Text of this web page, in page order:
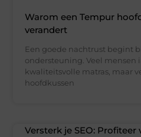
Warom een Tempur
verandert
Een goede nachtrust begint
ondersteuning. Veel mensen
kwaliteitsvolle matras, maar
hoofdkussen
Versterk je SEO: